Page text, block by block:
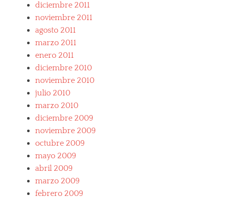
a
o
l
e
diciembre 2011
noviembre 2011
agosto 2011
marzo 2011
enero 2011
diciembre 2010
noviembre 2010
julio 2010
marzo 2010
diciembre 2009
noviembre 2009
octubre 2009
mayo 2009
abril 2009
marzo 2009
febrero 2009